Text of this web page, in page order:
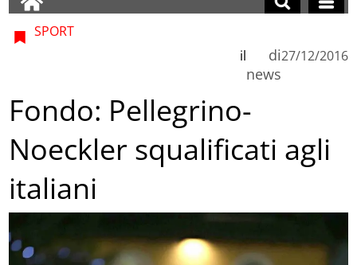
SPORT
di
news
il 27/12/2016
Fondo: Pellegrino-
Noeckler squalificati agli
italiani